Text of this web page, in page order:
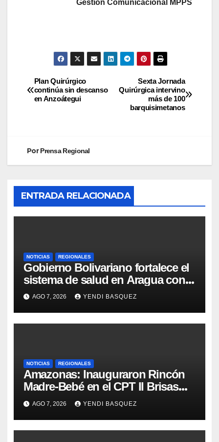
Gestión Comunicacional MPPS
Sexta Jornada
Quirúrgica intervino
más de 100
barquisimetanos
Plan Quirúrgico
continúa sin descanso
en Anzoátegui
PorPrensa Regional
ENTRADA RELACIONADA
NOTICIAS REGIONALES
Gobierno Bolivariano fortalece el
sistema de salud en Aragua con
la reinauguración del CDI La Mora
AGO 7, 2026 YENDI BASQUEZ
NOTICIAS REGIONALES
​Amazonas: Inauguraron Rincón
Madre-Bebé en el CPT II Brisas
del Aeropuerto ​Inauguraron
Rincón
AGO 7, 2026 YENDI BASQUEZ